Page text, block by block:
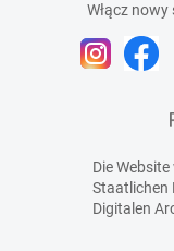
Włącz nowy
Die
Staatlichen
Digitalen